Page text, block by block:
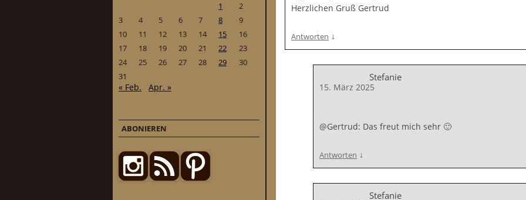
Herzlichen Gruß Gertrud
Antworten ↓
Stefanie
15. März 2025
@Gertrud: Das freut mich sehr 🙂
Antworten ↓
Stefanie
1
2
3
4 5 6 7 8
9
10
11 12 13 14 15
16
17
18 19 20 21 22
23
24
25 26 27 28 29
30
31
« Feb. Apr. »
ABONIEREN